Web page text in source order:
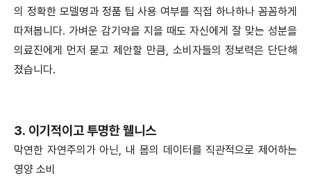
의 정확한 모델명과 정품 팁 사용 여부를 직접 하나하나 꼼꼼하게
따져봅니다. 가벼운 감기약을 지을 때도 자신에게 잘 맞는 성분을
의료진에게 먼저 묻고 제안할 만큼, 소비자들의 정보력은 단단해
졌습니다.
3. 이기적이고 투명한 웰니스
막연한 자연주의가 아닌, 내 몸의 데이터를 직관적으로 제어하는
영양 소비